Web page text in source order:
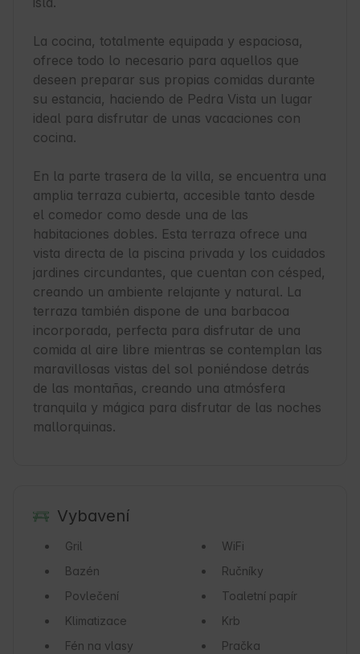
La cocina, totalmente equipada y espaciosa,
ofrece todo lo necesario para aquellos que
deseen preparar sus propias comidas durante
su estancia, haciendo de Pedra Vista un lugar
ideal para disfrutar de unas vacaciones con
cocina.
En la parte trasera de la villa, se encuentra una
amplia terraza cubierta, accesible tanto desde
el comedor como desde una de las
habitaciones dobles. Esta terraza ofrece una
vista directa de la piscina privada y los cuidados
jardines circundantes, que cuentan con césped,
creando un ambiente relajante y natural. La
terraza también dispone de una barbacoa
incorporada, perfecta para disfrutar de una
comida al aire libre mientras se contemplan las
maravillosas vistas del sol poniéndose detrás
de las montañas, creando una atmósfera
tranquila y mágica para disfrutar de las noches
mallorquinas.
Vybavení
Gril
WiFi
Bazén
Ručníky
Povlečení
Toaletní papír
Klimatizace
Krb
Fén na vlasy
Pračka